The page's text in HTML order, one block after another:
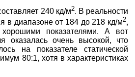
240 кд/м2. В реальности
в диапазоне от 184 до 218 кд/м2,
показателями. А вот
оказалась очень высокой, что
на показателе статической
80:1, хотя в характеристиках